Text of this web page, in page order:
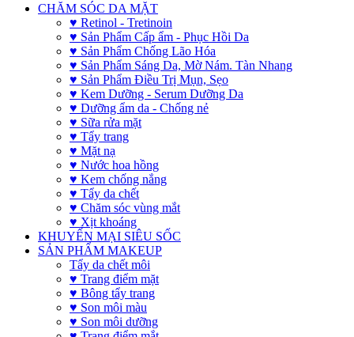
CHĂM SÓC DA MẶT
♥ Retinol - Tretinoin
♥ Sản Phẩm Cấp ẩm - Phục Hồi Da
♥ Sản Phẩm Chống Lão Hóa
♥ Sản Phẩm Sáng Da, Mờ Nám. Tàn Nhang
♥ Sản Phẩm Điều Trị Mụn, Sẹo
♥ Kem Dưỡng - Serum Dưỡng Da
♥ Dưỡng ẩm da - Chống nẻ
♥ Sữa rửa mặt
♥ Tẩy trang
♥ Mặt nạ
♥ Nước hoa hồng
♥ Kem chống nắng
♥ Tẩy da chết
♥ Chăm sóc vùng mắt
♥ Xịt khoáng
KHUYẾN MẠI SIÊU SỐC
SẢN PHẨM MAKEUP
Tẩy da chết môi
♥ Trang điểm mặt
♥ Bông tẩy trang
♥ Son môi màu
♥ Son môi dưỡng